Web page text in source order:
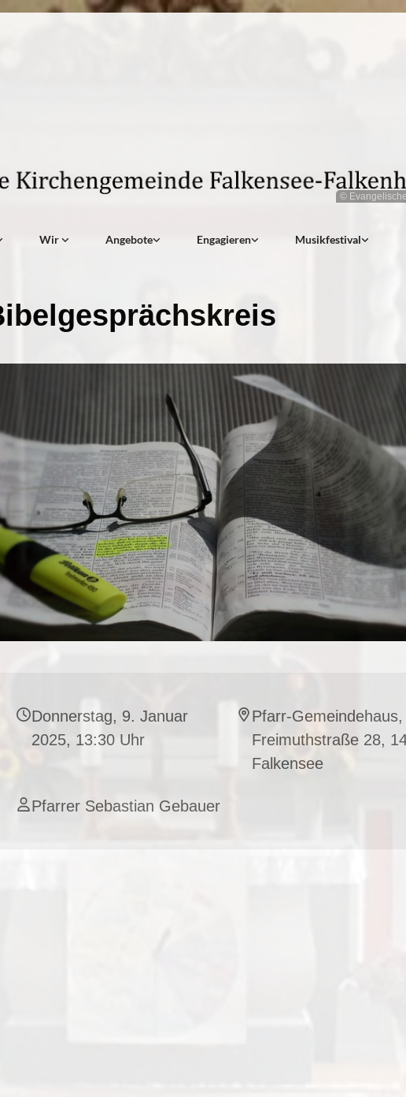
©
Wir Angebote Engagieren Musikfestival
Donnerstag, 9. Januar
2025, 13:30 Uhr
Pfarr-Gemeindehaus,
Freimuthstraße 28,
Falkensee
Pfarrer Sebastian Gebauer